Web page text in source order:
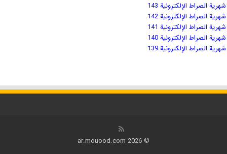
شهریة الصراط الإلكترونية 143
شهریة الصراط الإلكترونية 142
شهریة الصراط الإلكترونية 141
شهریة الصراط الإلكترونية 140
شهریة الصراط الإلكترونية 139
© 2026 ar.mouood.com